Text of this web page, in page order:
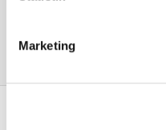
Marketing
Læs meget mere om
vores